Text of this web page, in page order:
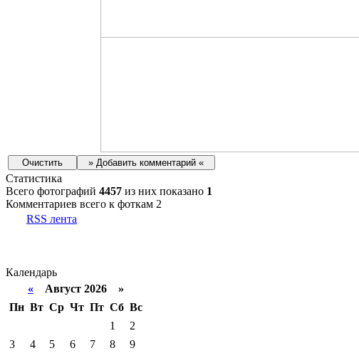
Статистика
Всего фотографий 4457 из них показано 1
Комментариев всего к фоткам 2
RSS лента
Календарь
« Август 2026 »
Пн Вт Ср Чт Пт Сб Вс
1
2
3
4 5 6 7 8 9